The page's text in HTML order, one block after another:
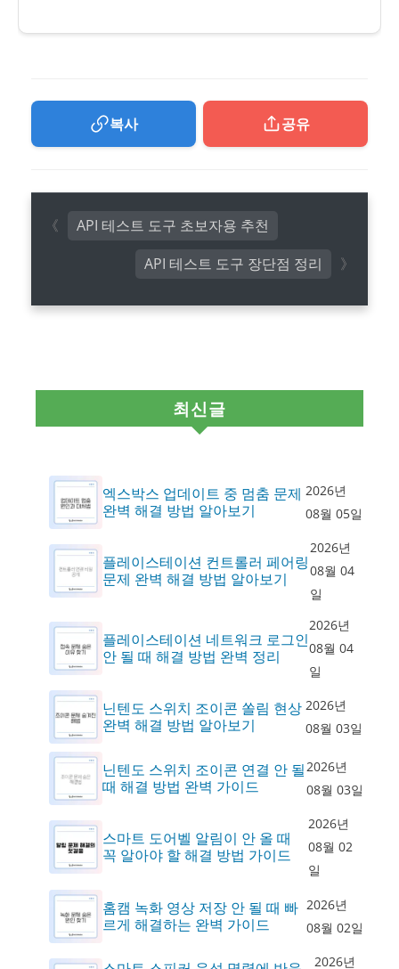
복사 공유
API 테스트 도구 장단점 정리
API 테스트 도구 초보자용 추천
최신글
엑스박스 업데이트 중 멈춤 문제
완벽 해결 방법 알아보기
2026년
08월 05일
플레이스테이션 컨트롤러 페어링
문제 완벽 해결 방법 알아보기
2026년
08월 04
일
플레이스테이션 네트워크 로그인
안 될 때 해결 방법 완벽 정리
2026년
08월 04
일
닌텐도 스위치 조이콘 쏠림 현상
완벽 해결 방법 알아보기
2026년
08월 03일
닌텐도 스위치 조이콘 연결 안 될
때 해결 방법 완벽 가이드
2026년
08월 03일
스마트 도어벨 알림이 안 올 때
꼭 알아야 할 해결 방법 가이드
2026년
08월 02
일
홈캠 녹화 영상 저장 안 될 때 빠
르게 해결하는 완벽 가이드
2026년
08월 02일
2026년